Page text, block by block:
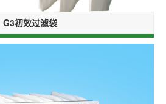
G3初效过滤袋